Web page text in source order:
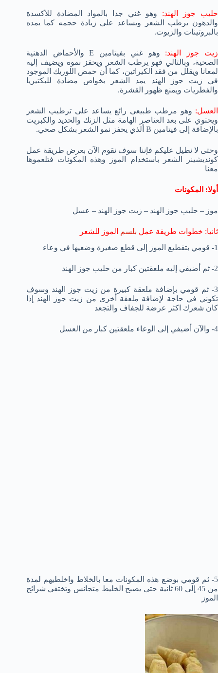
حليب جوز الهند: وهو غني جدا بالمواد المضادة للأكسدة
والدهون يرطب الشعر ويساعد على زيادة حجمه كما يمده
بالبروتينات والزيوت.
زيت جوز الهند:
وهو غني بفيتامين E والأحماض الدهنية
الصحية، وبالتالي فهو يرطب الشعر ويحفز نموه ويضيف إليه
لمعانا ويقلل من فقد الكيراتين، كما أن حمض اللوريك الموجود
في زيت جوز الهند يمد الشعر بخواص مضادة للبكتيريا
والفطريات ويمنع ظهور القشرة.
العسل: وهو مرطب طبيعي رائع يساعد على ترطيب الشعر
ويحتوي على بعد العناصر الهامة مثل الزنك والحديد والكبريت
بالإضافة إلى فيتامين B ألذي يحفز نمو الشعر بشكل صحي.
وحتى لا نطيل عليكم فإننا سوف نقوم الآن بعرض طريقة عمل
كونديشينر الشعر باستخدام الموز وهذه المكونات فتلعموها
معنا
أولا: المكونات
موز – حليب جوز الهند – زيت جوز الهند – عسل
ثانيا: خطوات طريقة عمل بلسم
الموز للشعر
1- قومي بتقطيع الموز إلى قطع صغيرة وضعيها في وعاء
2- ثم أضيفي إليه ملعقتين كبار من حليب جوز الهند
3- ثم قومي بإضافة ملعقة كبيرة من زيت جوز الهند وسوف
تكوني في حاجة لإضافة ملعقة أخرى من زيت جوز الهند إذا
كان شعرك اكثر عرضة للجفاف والتجعد
4- والآن أضيفي إلى الوعاء ملعقتين كبار من العسل
5- ثم قومي بوضع هذه المكونات معا بالخلاط واخلطيهم لمدة
من 45 إلى 60 ثانية حتى يصبح الخليط متجانس وتختفي شرائح
الموز